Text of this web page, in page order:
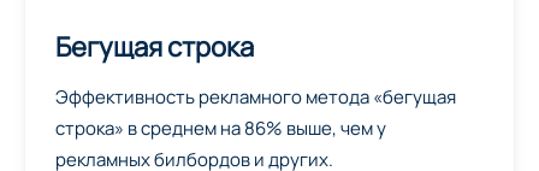
Бегущая строка
Эффективность рекламного метода «бегущая
строка» в среднем на 86% выше, чем у
рекламных билбордов и других.